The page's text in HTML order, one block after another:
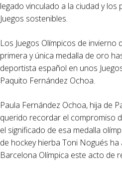
legado vinculado a la ciudad y
Juegos sostenibles.
Los Juegos Olímpicos de invierno
primera y única medalla de oro
deportista español en unos
Paquito Fernández Ochoa.
Paula Fernández Ochoa, hija de
querido recordar el compromiso
el significado de esa medalla
de hockey hierba Toni Nogués
Barcelona Olímpica este acto de